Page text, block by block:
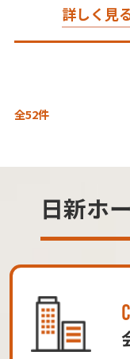
詳しく見
全52件
日新ホ